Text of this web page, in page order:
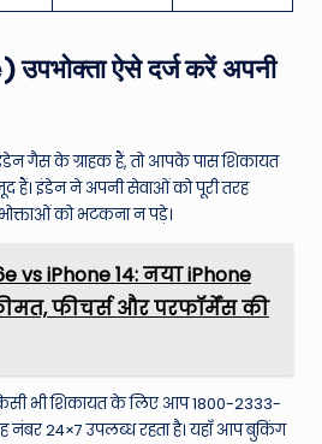
ऐसे दर्ज करें अपनी
गैस के ग्राहक हैं, तो आपके पास शिकायत
हैं। इंडेन ने अपनी सेवाओं को पूरी तरह
को भटकना न पड़े।
vs iPhone 14: नया iPhone
फीचर्स और परफॉर्मेंस की
भी शिकायत के लिए आप 1800-2333-
24×7 उपलब्ध रहता है। यहाँ आप बुकिंग